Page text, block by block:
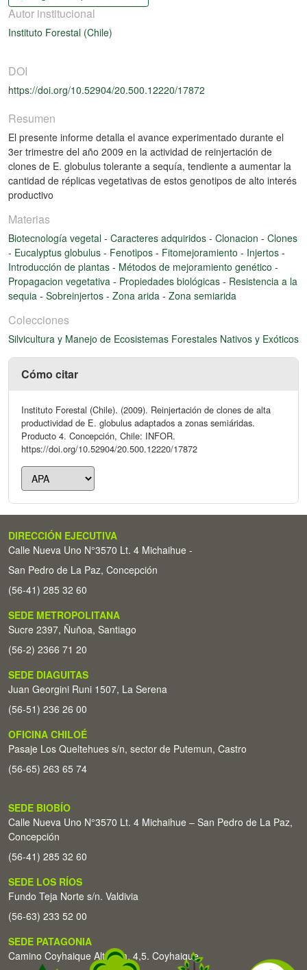
Autor institucional
Instituto Forestal (Chile)
DOI
https://doi.org/10.52904/20.500.12220/17872
Resumen
El presente informe detalla el avance experimentado durante el
3er trimestre del año 2009 en la actividad de reinjertación de
clones de E. globulus tolerante a sequía, tendiente a aumentar la
cantidad de réplicas vegetativas de estos genotipos de alto interés
productivo
Materias
Biotecnología vegetal - Caracteres adquiridos - Clonacion - Clones
- Eucalyptus globulus - Fenotipos - Fitomejoramiento - Injertos -
Introducción de plantas - Métodos de mejoramiento genético -
Propagacion vegetativa - Propiedades biológicas - Resistencia a la
sequia - Sobreinjertos - Zona arida - Zona semiarida
Colecciones
Silvicultura y Manejo de Ecosistemas Forestales Nativos y Exóticos
Cómo citar
Instituto Forestal (Chile). (2009). Reinjertación de clones de alta
productividad de E. globulus adaptados a zonas semiáridas.
Producto 4. Concepción, Chile: INFOR.
https://doi.org/10.52904/20.500.12220/17872
DIRECCIÓN EJECUTIVA
Calle Nueva Uno N°3570 Lt. 4 Michaihue -
San Pedro de La Paz, Concepción
(56-41) 285 32 60
SEDE METROPOLITANA
Sucre 2397, Ñuñoa, Santiago
(56-2) 2366 71 20
SEDE DIAGUITAS
Juan Georgini Runi 1507, La Serena
(56-51) 236 26 00
OFICINA CHILOÉ
Pasaje Los Queltehues s/n, sector de Putemun, Castro
(56-65) 263 65 74
SEDE BIOBÍO
Calle Nueva Uno N°3570 Lt. 4 Michaihue – San Pedro de La Paz,
Concepción
(56-41) 285 32 60
SEDE LOS RÍOS
Fundo Teja Norte s/n. Valdivia
(56-63) 233 52 00
SEDE PATAGONIA
Camino Coyhaique Alto Km. 4,5. Coyhaique